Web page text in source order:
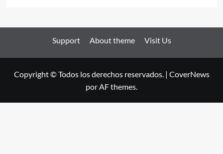
Support About theme Visit Us
Copyright © Todos los derechos reservados. | CoverNews
por AF themes.